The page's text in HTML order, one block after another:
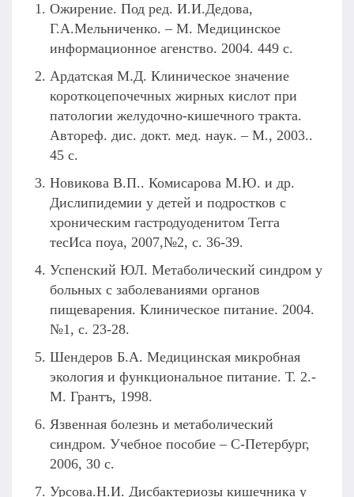
Ожирение. Под ред. И.И.Дедова,
Г.А.Мельниченко. – М. Медицинское
информационное агенство. 2004. 449 с.
Ардатская М.Д. Клиническое значение
короткоцепочечных жирных кислот при
патологии желудочно-кишечного тракта.
Автореф. дис. докт. мед. наук. – М., 2003..
45 с.
Новикова В.П.. Комисарова М.Ю. и др.
Дислипидемии у детей и подростков с
хроническим гастродуоденитом Тегга
тесИса поуа, 2007,№2, с. 36-39.
Успенский ЮЛ. Метаболический синдром у
больных с заболеваниями органов
пищеварения. Клиническое питание. 2004.
№1, с. 23-28.
Шендеров Б.А. Медицинская микробная
экология и функциональное питание. Т. 2.-
М. Грантъ, 1998.
Язвенная болезнь и метаболический
синдром. Учебное пособие – С-Петербург,
2006, 30 с.
Урсова.Н.И. Дисбактериозы кишечника у